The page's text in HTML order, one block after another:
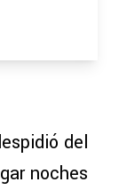
del
noches